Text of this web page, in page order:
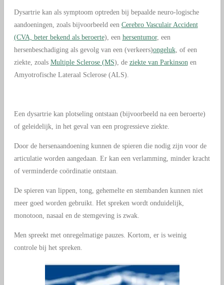
Dysartrie kan als symptoom optreden bij bepaalde neuro-logische
aandoeningen, zoals bijvoorbeeld een Cerebro Vasculair Accident
(CVA, beter bekend als beroerte), een hersentumor, een
hersenbeschadiging als gevolg van een (verkeers)ongeluk, of een
ziekte, zoals Multiple Sclerose (MS), de ziekte van Parkinsonen
Amyotrofische Lateraal Sclerose (ALS).
Een dysartrie kan plotseling ontstaan (bijvoorbeeld na een beroerte)
of geleidelijk, in het geval van een progressieve ziekte.
Door de hersenaandoening kunnen de spieren die nodig zijn voor de
articulatie worden aangedaan. Er kan een verlamming, minder kracht
of verminderde coördinatie ontstaan.
De spieren van lippen, tong, gehemelte en stembanden kunnen niet
meer goed worden gebruikt. Het spreken wordt onduidelijk,
monotoon, nasaal en de stemgeving is zwak.
Men spreekt met onregelmatige pauzes. Kortom, er is weinig
controle bij het spreken.